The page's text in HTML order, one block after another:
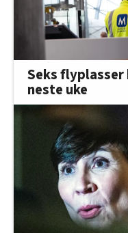
Seks
neste uke